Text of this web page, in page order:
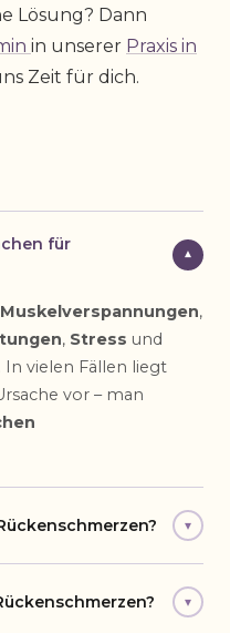
Lösung? Dann
in unserer Praxis in
Zeit für dich.
für
▾
Muskelverspannungen,
, Stress und
. In vielen Fällen liegt
vor – man
▾
▾